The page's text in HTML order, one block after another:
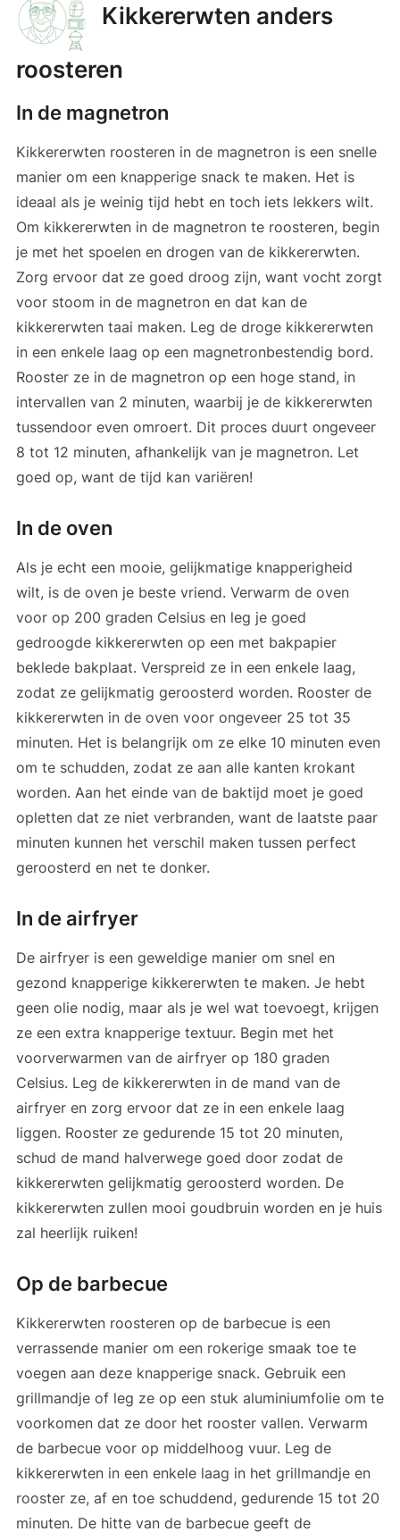
Kikkererwten anders
roosteren
In de magnetron
Kikkererwten roosteren in de magnetron is een snelle
manier om een knapperige snack te maken. Het is
ideaal als je weinig tijd hebt en toch iets lekkers wilt.
Om kikkererwten in de magnetron te roosteren, begin
je met het spoelen en drogen van de kikkererwten.
Zorg ervoor dat ze goed droog zijn, want vocht zorgt
voor stoom in de magnetron en dat kan de
kikkererwten taai maken. Leg de droge kikkererwten
in een enkele laag op een magnetronbestendig bord.
Rooster ze in de magnetron op een hoge stand, in
intervallen van 2 minuten, waarbij je de kikkererwten
tussendoor even omroert. Dit proces duurt ongeveer
8 tot 12 minuten, afhankelijk van je magnetron. Let
goed op, want de tijd kan variëren!
In de oven
Als je echt een mooie, gelijkmatige knapperigheid
wilt, is de oven je beste vriend. Verwarm de oven
voor op 200 graden Celsius en leg je goed
gedroogde kikkererwten op een met bakpapier
beklede bakplaat. Verspreid ze in een enkele laag,
zodat ze gelijkmatig geroosterd worden. Rooster de
kikkererwten in de oven voor ongeveer 25 tot 35
minuten. Het is belangrijk om ze elke 10 minuten even
om te schudden, zodat ze aan alle kanten krokant
worden. Aan het einde van de baktijd moet je goed
opletten dat ze niet verbranden, want de laatste paar
minuten kunnen het verschil maken tussen perfect
geroosterd en net te donker.
In de airfryer
De airfryer is een geweldige manier om snel en
gezond knapperige kikkererwten te maken. Je hebt
geen olie nodig, maar als je wel wat toevoegt, krijgen
ze een extra knapperige textuur. Begin met het
voorverwarmen van de airfryer op 180 graden
Celsius. Leg de kikkererwten in de mand van de
airfryer en zorg ervoor dat ze in een enkele laag
liggen. Rooster ze gedurende 15 tot 20 minuten,
schud de mand halverwege goed door zodat de
kikkererwten gelijkmatig geroosterd worden. De
kikkererwten zullen mooi goudbruin worden en je huis
zal heerlijk ruiken!
Op de barbecue
Kikkererwten roosteren op de barbecue is een
verrassende manier om een rokerige smaak toe te
voegen aan deze knapperige snack. Gebruik een
grillmandje of leg ze op een stuk aluminiumfolie om te
voorkomen dat ze door het rooster vallen. Verwarm
de barbecue voor op middelhoog vuur. Leg de
kikkererwten in een enkele laag in het grillmandje en
rooster ze, af en toe schuddend, gedurende 15 tot 20
minuten. De hitte van de barbecue geeft de